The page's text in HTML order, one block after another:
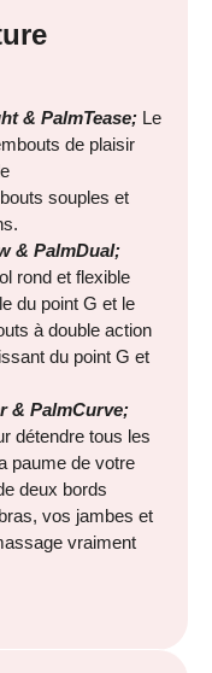
& PalmTease; Le
de plaisir
souples et
& PalmDual;
rond et flexible
du point G et le
à double action
du point G et
& PalmCurve;
détendre tous les
paume de votre
deux bords
vos jambes et
vraiment